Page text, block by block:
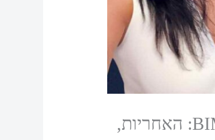
24: המשאב האנושי ותרבות הארגון בעידן ה- BIM – תרבות העבודה בBIM: האחריות,